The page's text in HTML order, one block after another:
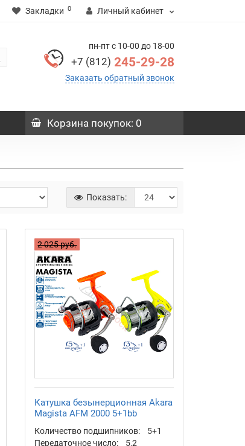
Закладки 0 Личный кабинет
пн-пт с 10-00 до 18-00
+7 (812) 245-29-28
Заказать обратный звонок
Корзина покупок: 0
Показать:
2 025 руб.
Катушка безынерционная Akara
Magista AFM 2000 5+1bb
Количество подшипников:
5+1
Передаточное число:
5,2